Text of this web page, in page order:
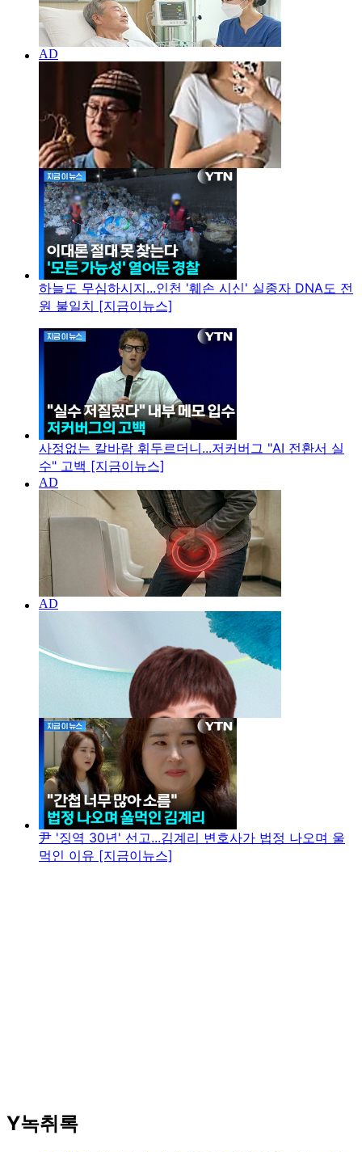
하늘도 무심하시지...인천 '훼손 시신' 실종자 DNA도 전
원 불일치 [지금이뉴스]
사정없는 칼바람 휘두르더니...저커버그 "AI 전환서 실
수" 고백 [지금이뉴스]
尹 '징역 30년' 선고...김계리 변호사가 법정 나오며 울
먹인 이유 [지금이뉴스]
Y녹취록